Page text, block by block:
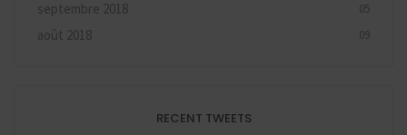
septembre 2018 05
août 2018 09
RECENT TWEETS